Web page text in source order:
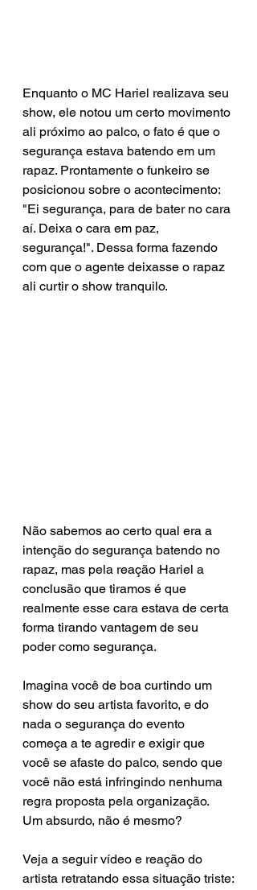
Enquanto o MC Hariel realizava seu
show, ele notou um certo movimento
ali próximo ao palco, o fato é que o
segurança estava batendo em um
rapaz. Prontamente o funkeiro se
posicionou sobre o acontecimento:
"Ei segurança, para de bater no cara
aí. Deixa o cara em paz,
segurança!". Dessa forma fazendo
com que o agente deixasse o rapaz
ali curtir o show tranquilo.
Não sabemos ao certo qual era a
intenção do segurança batendo no
rapaz, mas pela reação Hariel a
conclusão que tiramos é que
realmente esse cara estava de certa
forma tirando vantagem de seu
poder como segurança.
Imagina você de boa curtindo um
show do seu artista favorito, e do
nada o segurança do evento
começa a te agredir e exigir que
você se afaste do palco, sendo que
você não está infringindo nenhuma
regra proposta pela organização.
Um absurdo, não é mesmo?
Veja a seguir vídeo e reação do
artista retratando essa situação triste: